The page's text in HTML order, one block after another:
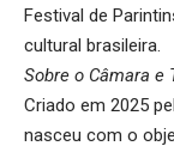
Festival de
cultural brasileira.
Sobre o Câmara e
Criado em 2025
nasceu com o